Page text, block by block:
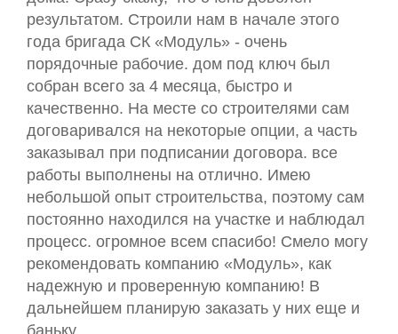
результатом. Строили нам в начале этого
года бригада СК «Модуль» - очень
порядочные рабочие. дом под ключ был
собран всего за 4 месяца, быстро и
качественно. На месте со строителями сам
договаривался на некоторые опции, а часть
заказывал при подписании договора. все
работы выполнены на отлично. Имею
небольшой опыт строительства, поэтому сам
постоянно находился на участке и наблюдал
процесс. огромное всем спасибо! Смело могу
рекомендовать компанию «Модуль», как
надежную и проверенную компанию! В
дальнейшем планирую заказать у них еще и
баньку